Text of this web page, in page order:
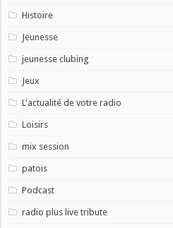
Histoire
Jeunesse
jeunesse clubing
Jeux
L'actualité de votre radio
Loisirs
mix session
patois
Podcast
radio plus live tribute